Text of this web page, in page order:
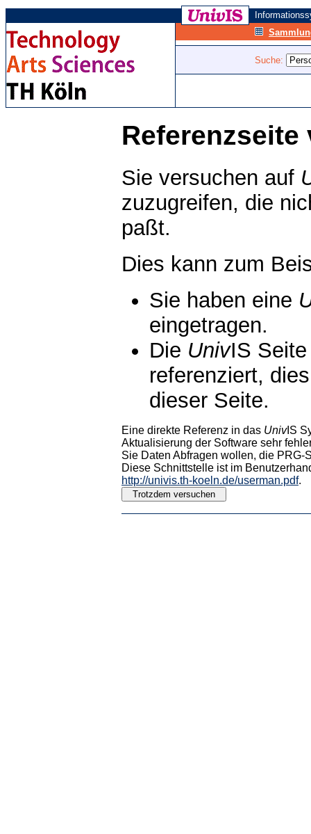
Suche:
Referenzseite
Sie versuchen auf
zuzugreifen, die
paßt.
Dies kann zum
Sie haben eine
eingetragen.
Die UnivIS
referenziert,
dieser Seite.
Eine direkte Referenz in das UnivIS
Aktualisierung der Software sehr
Sie Daten Abfragen wollen, die PRG-
Diese Schnittstelle ist im
http://univis.th-koeln.de/userman.pdf.